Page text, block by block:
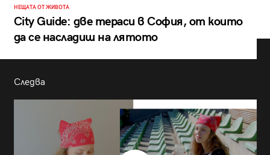
НЕЩАТА ОТ ЖИВОТА
City Guide: две тераси в София, от които
да се насладиш на лятото
Следва